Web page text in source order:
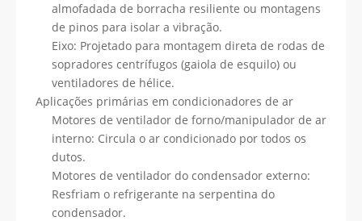
almofadada de borracha resiliente ou montagens
de pinos para isolar a vibração.
Eixo: Projetado para montagem direta de rodas de
sopradores centrífugos (gaiola de esquilo) ou
ventiladores de hélice.
Aplicações primárias em condicionadores de ar
Motores de ventilador de forno/manipulador de ar
interno: Circula o ar condicionado por todos os
dutos.
Motores de ventilador do condensador externo:
Resfriam o refrigerante na serpentina do
condensador.